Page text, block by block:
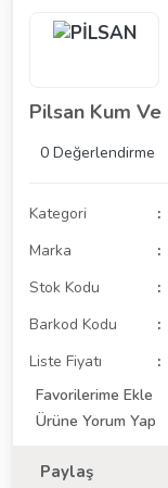
Pilsan Kum
0 Değerlendirme
Kategori
Marka
Stok Kodu
Barkod Kodu
Liste Fiyatı
Ürüne Yorum Yap
Paylaş